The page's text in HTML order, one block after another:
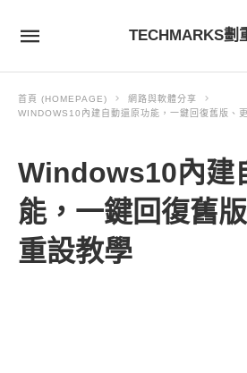
TECHMARKS劃
首頁 (HOMEPAGE)
網路與軟體分享
WINDOWS10內建自動還原功能，一鍵回復舊版、
Windows10內建
能，一鍵回復舊
重設教學